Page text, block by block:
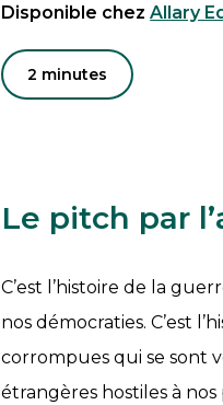
Disponible chezAllary
2 minutes
Le pitch par
C’est l’histoire de la
nos démocraties. C’est
corrompues qui se sont
étrangères hostiles à nos